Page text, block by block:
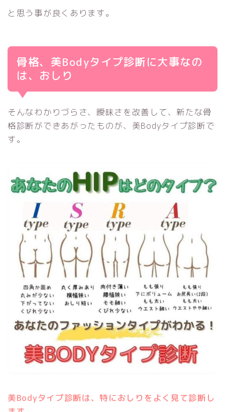
と思う事が良くあります。
骨格、美Bodyタイプ診断に大事なの
は、おしり
そんなわかりづらさ、曖昧さを改善して、新たな骨
格診断ができあがったものが、美Bodyタイプ診断で
す。
美Bodyタイプ診断は、特におしりをよく見て診断し